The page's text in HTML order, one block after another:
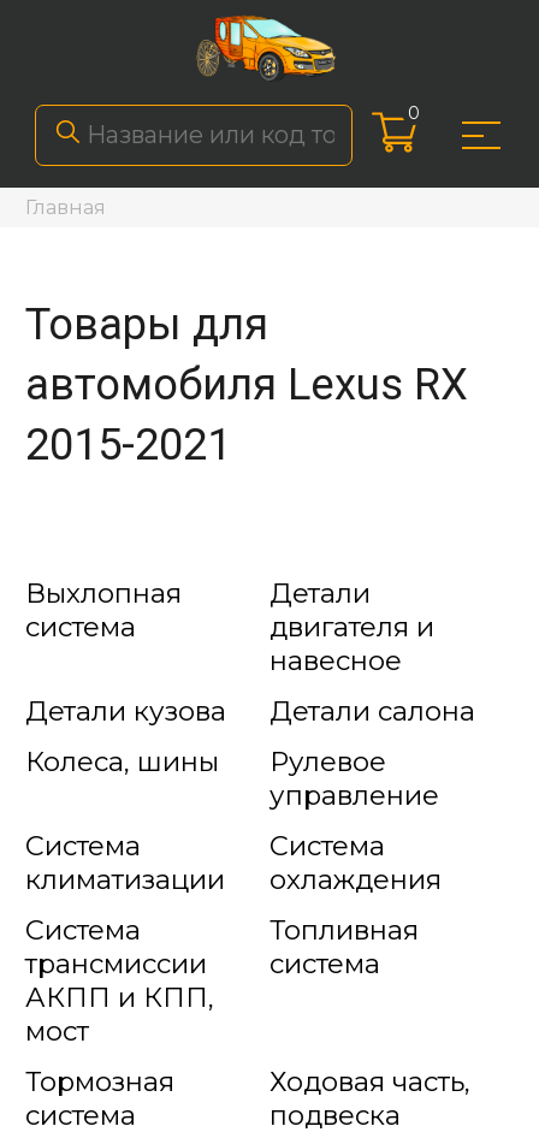
0
Главная
Товары для
автомобиля Lexus RX
2015-2021
Выхлопная
система
Детали
двигателя и
навесное
Детали кузова
Детали салона
Колеса, шины
Рулевое
управление
Система
климатизации
Система
охлаждения
Система
трансмиссии
АКПП и КПП,
мост
Топливная
система
Тормозная
система
Ходовая часть,
подвеска